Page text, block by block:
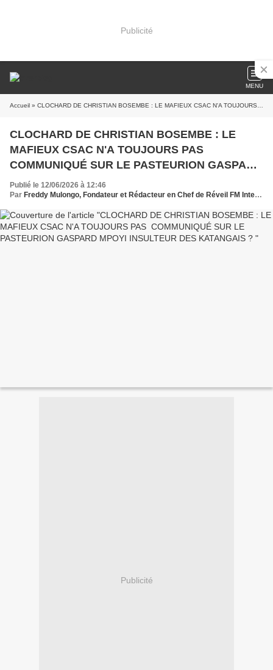
Publicité
MENU
Accueil » CLOCHARD DE CHRISTIAN BOSEMBE : LE MAFIEUX CSAC N'A TOUJOURS PAS COMMUNIQUÉ SUR LE PASTEURION GASPARD MPOYI INSULTEUR DES KATANGAIS ?
CLOCHARD DE CHRISTIAN BOSEMBE : LE
MAFIEUX CSAC N'A TOUJOURS PAS
COMMUNIQUÉ SUR LE PASTEURION GASPARD
MPOYI INSULTEUR DES KATANGAIS ?
Publié le 12/06/2026 à 12:46
Par Freddy Mulongo, Fondateur et Rédacteur en Chef de Réveil FM International
Publicité